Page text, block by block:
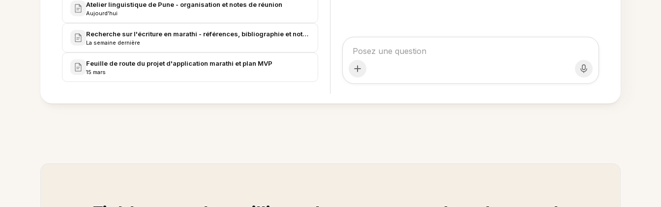
Atelier linguistique de Pune - organisation et notes de réunion
Aujourd'hui
Recherche sur l'écriture en marathi - références, bibliographie et notes
La semaine dernière
Feuille de route du projet d'application marathi et plan MVP
15 mars